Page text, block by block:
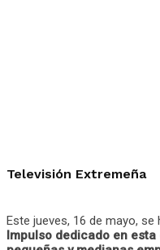
Televisión Extremeña
Este jueves, 16 de mayo, se
Impulso dedicado en